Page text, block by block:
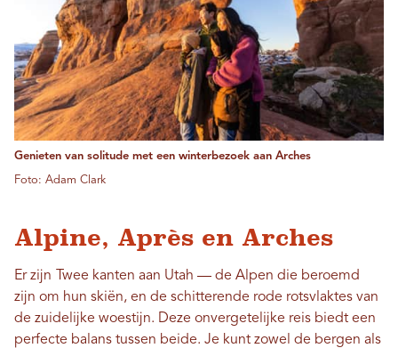
Genieten van solitude met een winterbezoek aan Arches
Foto: Adam Clark
Alpine, Après en Arches
Er zijn
Twee kanten aan Utah — de Alpen die beroemd
zijn om hun skiën, en de schitterende rode rotsvlaktes van
de zuidelijke woestijn. Deze onvergetelijke reis biedt een
perfecte balans tussen beide. Je kunt zowel de bergen als